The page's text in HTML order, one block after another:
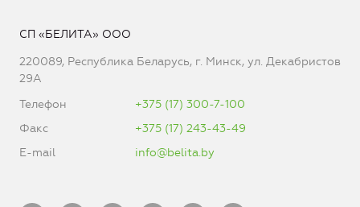
СП «БЕЛИТА» ООО
220089, Республика Беларусь, г. Минск, ул. Декабристов
29А
Телефон
+375 (17) 300-7-100
Факс
+375 (17) 243-43-49
E-mail
info@belita.by